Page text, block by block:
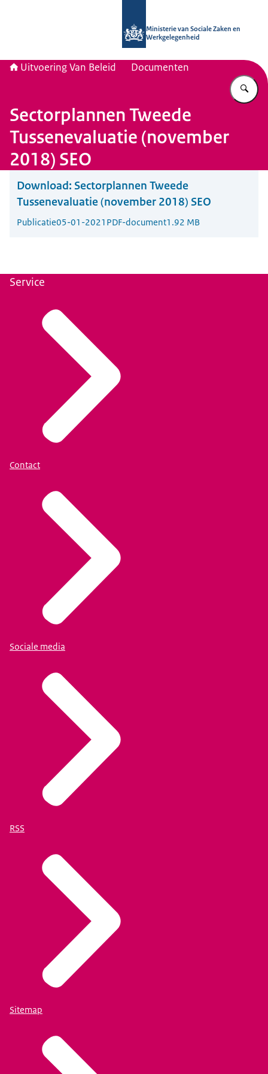
Ministerie van Sociale Zaken en
Werkgelegenheid
Uitvoering Van Beleid Documenten
Sectorplannen Tweede
Tussenevaluatie (november
2018) SEO
Download: Sectorplannen Tweede
Tussenevaluatie (november 2018) SEO
Publicatie05-01-2021 PDF-document1.92 MB
Service
Contact
Sociale media
RSS
Sitemap